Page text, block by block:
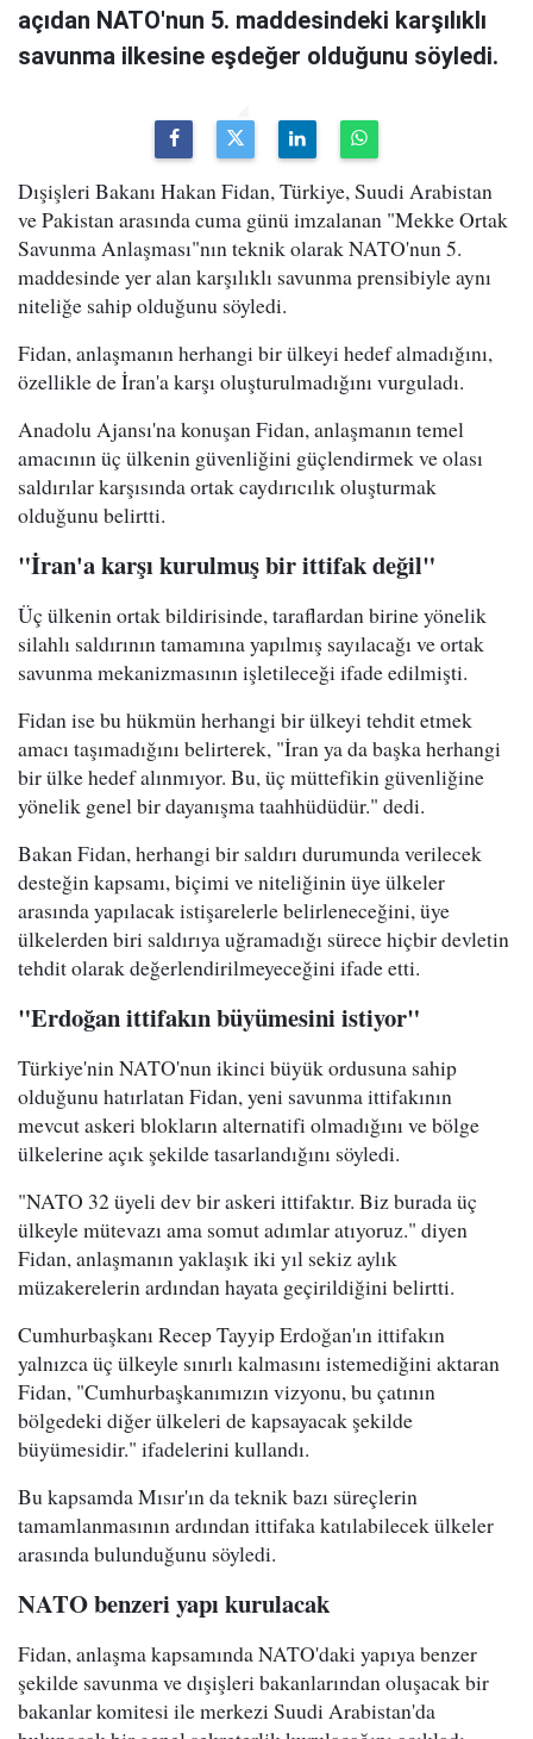
açıdan NATO'nun 5. maddesindeki karşılıklı
savunma ilkesine eşdeğer olduğunu söyledi.
Dışişleri Bakanı Hakan Fidan, Türkiye, Suudi Arabistan
ve Pakistan arasında cuma günü imzalanan "Mekke Ortak
Savunma Anlaşması"nın teknik olarak NATO'nun 5.
maddesinde yer alan karşılıklı savunma prensibiyle aynı
niteliğe sahip olduğunu söyledi.
Fidan, anlaşmanın herhangi bir ülkeyi hedef almadığını,
özellikle de İran'a karşı oluşturulmadığını vurguladı.
Anadolu Ajansı'na konuşan Fidan, anlaşmanın temel
amacının üç ülkenin güvenliğini güçlendirmek ve olası
saldırılar karşısında ortak caydırıcılık oluşturmak
olduğunu belirtti.
"İran'a karşı kurulmuş bir ittifak değil"
Üç ülkenin ortak bildirisinde, taraflardan birine yönelik
silahlı saldırının tamamına yapılmış sayılacağı ve ortak
savunma mekanizmasının işletileceği ifade edilmişti.
Fidan ise bu hükmün herhangi bir ülkeyi tehdit etmek
amacı taşımadığını belirterek, "İran ya da başka herhangi
bir ülke hedef alınmıyor. Bu, üç müttefikin güvenliğine
yönelik genel bir dayanışma taahhüdüdür." dedi.
Bakan Fidan, herhangi bir saldırı durumunda verilecek
desteğin kapsamı, biçimi ve niteliğinin üye ülkeler
arasında yapılacak istişarelerle belirleneceğini, üye
ülkelerden biri saldırıya uğramadığı sürece hiçbir devletin
tehdit olarak değerlendirilmeyeceğini ifade etti.
"Erdoğan ittifakın büyümesini istiyor"
Türkiye'nin NATO'nun ikinci büyük ordusuna sahip
olduğunu hatırlatan Fidan, yeni savunma ittifakının
mevcut askeri blokların alternatifi olmadığını ve bölge
ülkelerine açık şekilde tasarlandığını söyledi.
"NATO 32 üyeli dev bir askeri ittifaktır. Biz burada üç
ülkeyle mütevazı ama somut adımlar atıyoruz." diyen
Fidan, anlaşmanın yaklaşık iki yıl sekiz aylık
müzakerelerin ardından hayata geçirildiğini belirtti.
Cumhurbaşkanı Recep Tayyip Erdoğan'ın ittifakın
yalnızca üç ülkeyle sınırlı kalmasını istemediğini aktaran
Fidan, "Cumhurbaşkanımızın vizyonu, bu çatının
bölgedeki diğer ülkeleri de kapsayacak şekilde
büyümesidir." ifadelerini kullandı.
Bu kapsamda Mısır'ın da teknik bazı süreçlerin
tamamlanmasının ardından ittifaka katılabilecek ülkeler
arasında bulunduğunu söyledi.
NATO benzeri yapı kurulacak
Fidan, anlaşma kapsamında NATO'daki yapıya benzer
şekilde savunma ve dışişleri bakanlarından oluşacak bir
bakanlar komitesi ile merkezi Suudi Arabistan'da